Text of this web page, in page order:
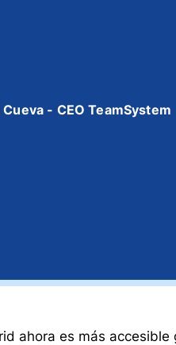
- CEO TeamSystem
ahora es más accesible